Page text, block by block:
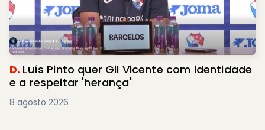
D. Luís Pinto quer Gil Vicente com identidade
e a respeitar 'herança'
8 agosto 2026